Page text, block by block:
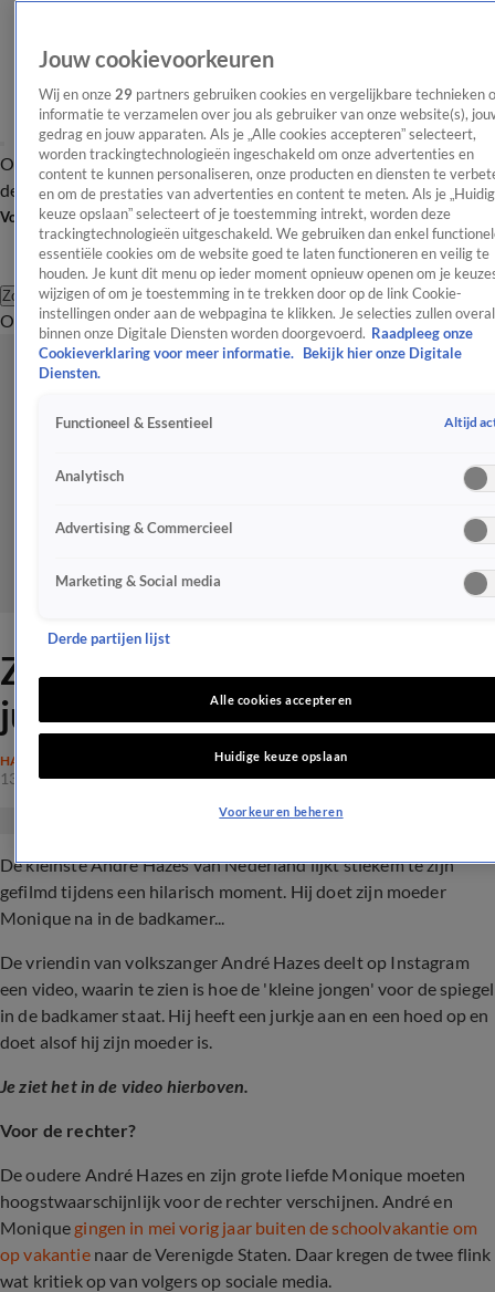
OverzichtAfleveringen Entertainment TV Algemeen
Tip
de redactieNieuwsbrief
Volg Shownieuws
Zoeken
OverzichtEntertainmentSpraakmakendRealityCrimeVideo's
ZIEN: Kleine André Hazes in
jurkje doet Monique na
HAZES
13 juli 2023, 22:37
De kleinste André Hazes van Nederland lijkt stiekem te zijn
gefilmd tijdens een hilarisch moment. Hij doet zijn moeder
Monique na in de badkamer...
De vriendin van volkszanger André Hazes deelt op Instagram
een video, waarin te zien is hoe de 'kleine jongen' voor de spiegel
in de badkamer staat. Hij heeft een jurkje aan en een hoed op en
doet alsof hij zijn moeder is.
Je ziet het in de video hierboven.
Voor de rechter?
De oudere André Hazes en zijn grote liefde Monique moeten
hoogstwaarschijnlijk voor de rechter verschijnen. André en
Monique gingen in mei vorig jaar buiten de schoolvakantie om
op vakantienaar de Verenigde Staten. Daar kregen de twee flink
wat kritiek op van volgers op sociale media.
Jouw cookievoorkeuren
Wij en onze 29 partners gebruiken cookies en vergelijkbare technieken
informatie te verzamelen over jou als gebruiker van onze website(s),
gedrag en jouw apparaten. Als je „Alle cookies accepteren” selecteert,
worden trackingtechnologieën ingeschakeld om onze advertenties en
content te kunnen personaliseren, onze producten en diensten te
en om de prestaties van advertenties en content te meten. Als je
keuze opslaan” selecteert of je toestemming intrekt, worden deze
trackingtechnologieën uitgeschakeld. We gebruiken dan enkel
essentiële cookies om de website goed te laten functioneren en veilig te
houden. Je kunt dit menu op ieder moment opnieuw openen om je
wijzigen of om je toestemming in te trekken door op de link Cookie-
instellingen onder aan de webpagina te klikken. Je selecties zullen overal
binnen onze Digitale Diensten worden doorgevoerd. Raadpleeg onze
Cookieverklaring voor meer informatie.
Bekijk hier onze Digitale
Diensten.
Functioneel & Essentieel Altijd
Analytisch
Advertising & Commercieel
Marketing & Social media
Derde partijen lijst
Alle cookies accepteren
Huidige keuze opslaan
Voorkeuren beheren